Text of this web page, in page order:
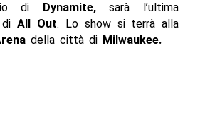
di
Dynamite,sarà l’ultima
diAll Out. Lo show si terrà alla
della città di Milwaukee.